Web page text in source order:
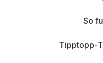
So
Tipptopp-